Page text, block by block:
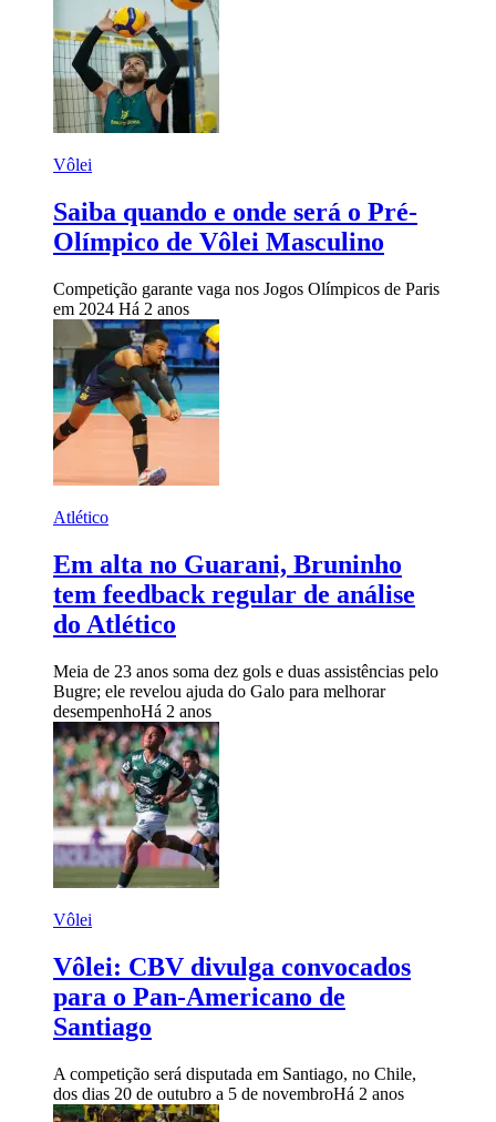
Vôlei
Saiba quando e onde será o Pré-
Olímpico de Vôlei Masculino
Competição garante vaga nos Jogos Olímpicos de Paris
em 2024 Há 2 anos
Atlético
Em alta no Guarani, Bruninho
tem feedback regular de análise
do Atlético
Meia de 23 anos soma dez gols e duas assistências pelo
Bugre; ele revelou ajuda do Galo para melhorar
desempenhoHá 2 anos
Vôlei
Vôlei: CBV divulga convocados
para o Pan-Americano de
Santiago
A competição será disputada em Santiago, no Chile,
dos dias 20 de outubro a 5 de novembroHá 2 anos